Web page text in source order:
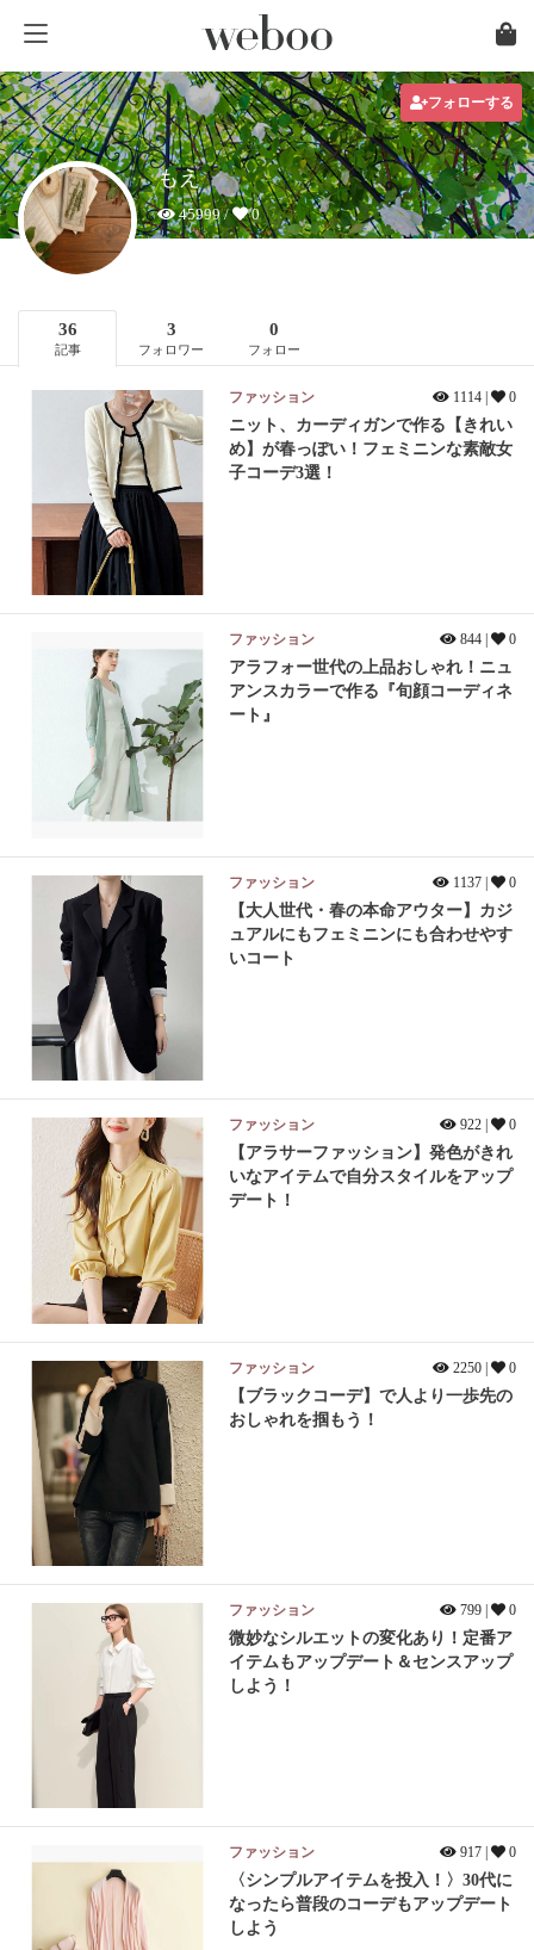
フォローする
もえ
45999 / 0
36
記事
3
フォロワー
0
フォロー
ファッション 1114 | 0
ニット、カーディガンで作る【きれい
め】が春っぽい！フェミニンな素敵女
子コーデ3選！
ファッション 844 | 0
アラフォー世代の上品おしゃれ！ニュ
アンスカラーで作る『旬顔コーディネ
ート』
ファッション 1137 | 0
【大人世代・春の本命アウター】カジ
ュアルにもフェミニンにも合わせやす
いコート
ファッション 922 | 0
【アラサーファッション】発色がきれ
いなアイテムで自分スタイルをアップ
デート！
ファッション 2250 | 0
【ブラックコーデ】で人より一歩先の
おしゃれを掴もう！
ファッション 799 | 0
微妙なシルエットの変化あり！定番ア
イテムもアップデート＆センスアップ
しよう！
ファッション 917 | 0
〈シンプルアイテムを投入！〉30代に
なったら普段のコーデもアップデート
しよう